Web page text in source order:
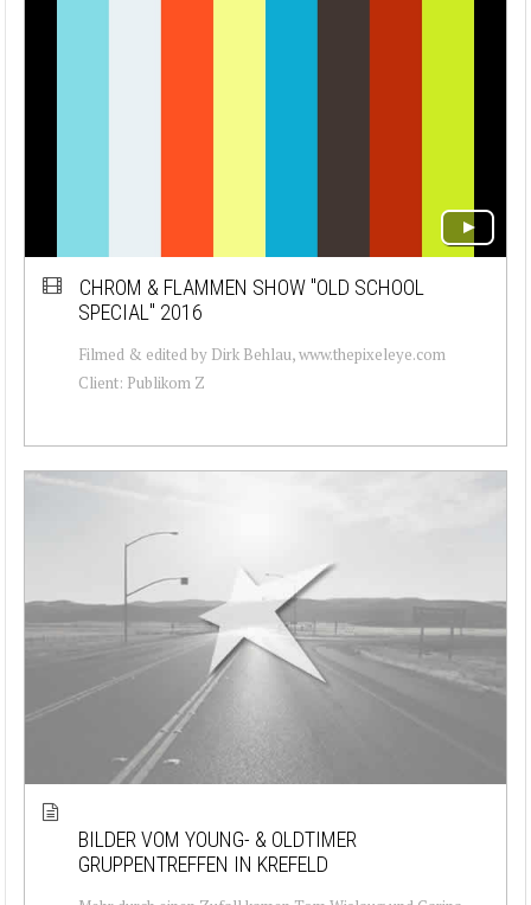
CHROM & FLAMMEN SHOW "OLD SCHOOL
SPECIAL" 2016
Filmed & edited by Dirk Behlau, www.thepixeleye.com
Client: Publikom Z
BILDER VOM YOUNG- & OLDTIMER
GRUPPENTREFFEN IN KREFELD